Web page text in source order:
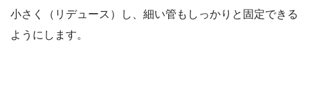
小さく（リデュース）し、細い管もしっかりと固定できる
ようにします。